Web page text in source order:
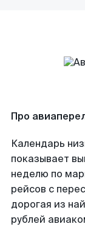
Про
Календарь
показывает
неделю по
рейсов с
дорогая из
рублей